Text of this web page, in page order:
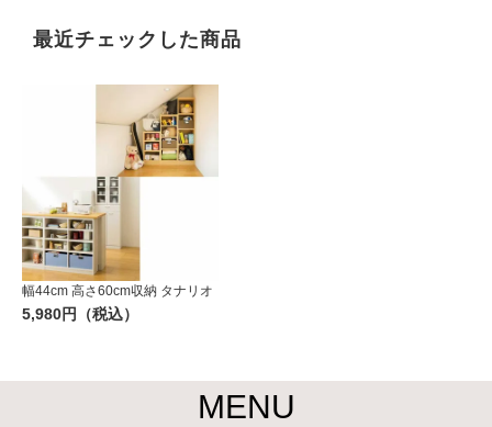
最近チェックした商品
幅44cm 高さ60cm収納 タナリオ
5,980円（税込）
MENU